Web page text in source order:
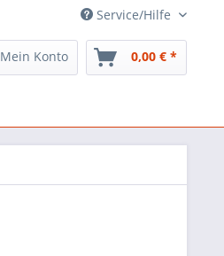
Service/Hilfe
Mein Konto 0,00 € *